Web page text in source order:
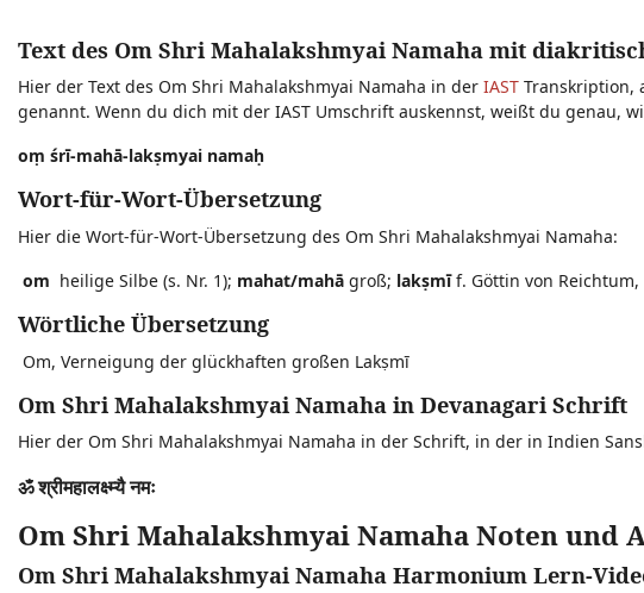
Text des Om Shri Mahalakshmyai Namaha mit
Hier der Text des Om Shri Mahalakshmyai Namaha in der IAST Transkription,
genannt. Wenn du dich mit der IAST Umschrift auskennst, weißt du genau,
oṃ śrī-mahā-lakṣmyai namaḥ
Wort-für-Wort-Übersetzung
Hier die Wort-für-Wort-Übersetzung des Om Shri Mahalakshmyai Namaha:
om heilige Silbe (s. Nr. 1); mahat/mahā groß; lakṣmīf. Göttin von Reichtum,
Wörtliche Übersetzung
Om, Verneigung der glückhaften großen Lakṣmī
Om Shri Mahalakshmyai Namaha in Devanagari Schrift
Hier der Om Shri Mahalakshmyai Namaha in der Schrift, in der in Indien
ॐ श्रीमहालक्ष्म्यै नमः
Om Shri Mahalakshmyai Namaha Noten und
Om Shri Mahalakshmyai Namaha Harmonium Lern-